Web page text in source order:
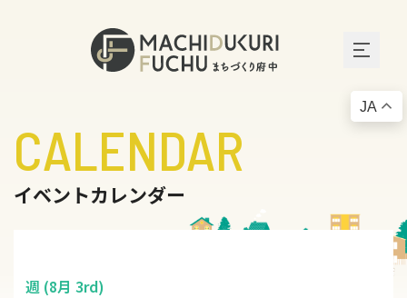
CALENDAR
イベントカレンダー
週 (8月 3rd)
JA